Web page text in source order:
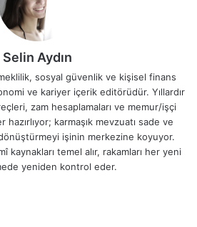
Selin Aydın
sosyal güvenlik ve kişisel finans
ve kariyer içerik editörüdür. Yıllardır
zam hesaplamaları ve memur/işçi
hazırlıyor; karmaşık mevzuatı sade ve
işinin merkezine koyuyor.
kaynakları temel alır, rakamları her yeni
yeniden kontrol eder.